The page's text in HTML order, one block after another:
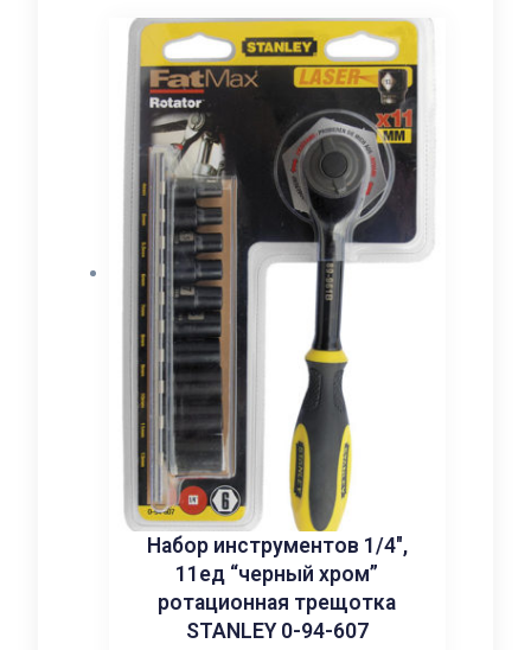
Набор инструментов 1/4″,
11ед “черный хром”
ротационная трещотка
STANLEY 0-94-607